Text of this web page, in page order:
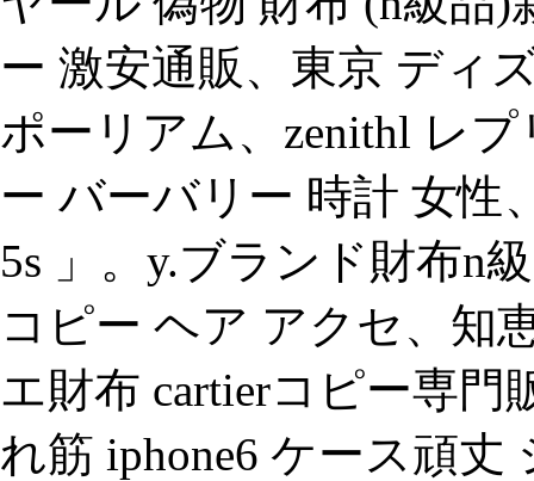
ー 激安通販、東京 ディ
ポーリアム、zenithl レ
ー バーバリー 時計 女性
5s 」。y.ブランド財布n
コピー ヘア アクセ、知
エ財布 cartierコピー専門
れ筋 iphone6 ケース頑丈